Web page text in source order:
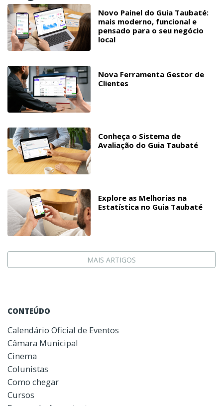
Novo Painel do Guia Taubaté:
mais moderno, funcional e
pensado para o seu negócio
local
Nova Ferramenta Gestor de
Clientes
Conheça o Sistema de
Avaliação do Guia Taubaté
Explore as Melhorias na
Estatística no Guia Taubaté
MAIS ARTIGOS
CONTEÚDO
Calendário Oficial de Eventos
Câmara Municipal
Cinema
Colunistas
Como chegar
Cursos